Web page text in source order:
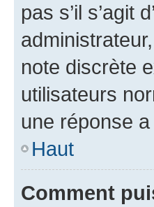
pas s’il s’agit
note discrète
utilisateurs
une réponse
Haut
Comment